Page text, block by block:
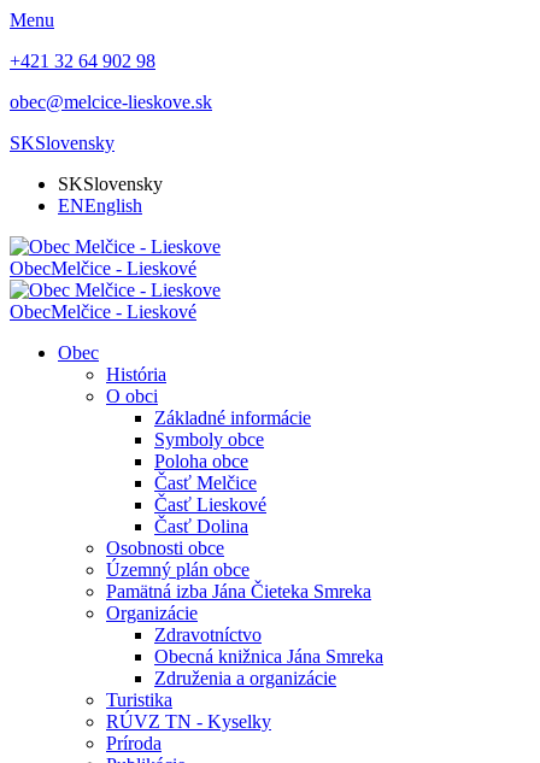
Menu
+421 32 64 902 98
obec@melcice-lieskove.sk
SKSlovensky
SKSlovensky
ENEnglish
ObecMelčice - Lieskové
ObecMelčice - Lieskové
Obec
História
O obci
Základné informácie
Symboly obce
Poloha obce
Časť Melčice
Časť Lieskové
Časť Dolina
Osobnosti obce
Územný plán obce
Pamätná izba Jána Čieteka Smreka
Organizácie
Zdravotníctvo
Obecná knižnica Jána Smreka
Združenia a organizácie
Turistika
RÚVZ TN - Kyselky
Príroda